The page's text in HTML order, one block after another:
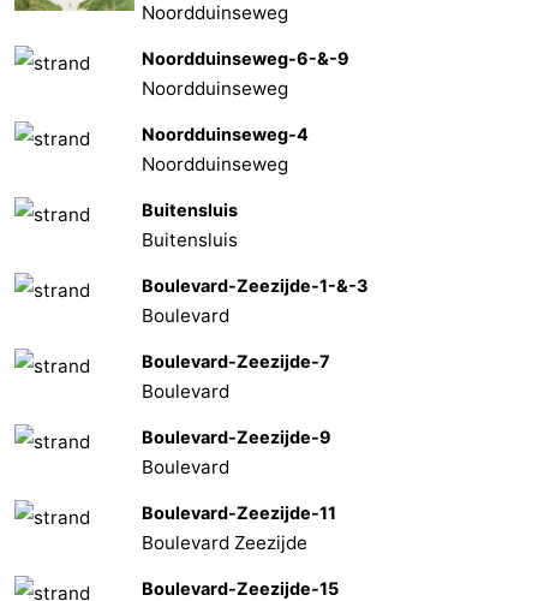
Noordduinseweg
Noordduinseweg-6-&-9
Noordduinseweg
Noordduinseweg-4
Noordduinseweg
Buitensluis
Buitensluis
Boulevard-Zeezijde-1-&-3
Boulevard
Boulevard-Zeezijde-7
Boulevard
Boulevard-Zeezijde-9
Boulevard
Boulevard-Zeezijde-11
Boulevard Zeezijde
Boulevard-Zeezijde-15